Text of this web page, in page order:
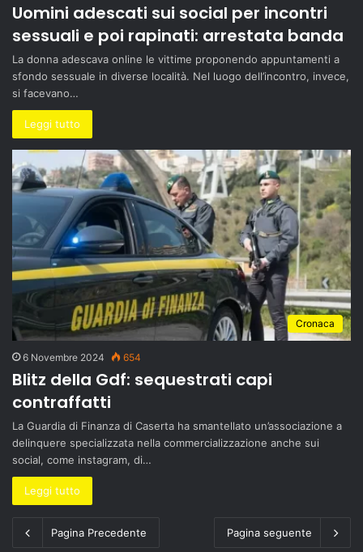
Uomini adescati sui social per incontri
sessuali e poi rapinati: arrestata banda
La donna adescava online le vittime proponendo appuntamenti a
sfondo sessuale in diverse località. Nel luogo dell’incontro, invece,
si facevano…
Leggi tutto
Cronaca
6 Novembre 2024 654
Blitz della Gdf: sequestrati capi
contraffatti
La Guardia di Finanza di Caserta ha smantellato un’associazione a
delinquere specializzata nella commercializzazione anche sui
social, come instagram, di…
Leggi tutto
Pagina Precedente Pagina seguente